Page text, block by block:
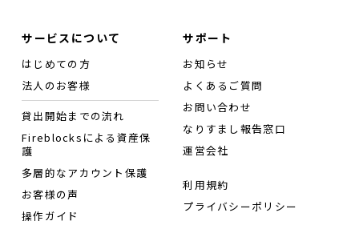
サービスについて
はじめての方
法人のお客様
貸出開始までの流れ
Fireblocksによる資産保
護
多層的なアカウント保護
お客様の声
操作ガイド
サポート
お知らせ
よくあるご質問
お問い合わせ
なりすまし報告窓口
運営会社
利用規約
プライバシーポリシー